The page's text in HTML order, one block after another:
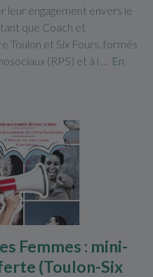
leur engagement envers le
que Coach et
et Six Fours, formés
(RPS) et à l ...
En
Femmes : mini-
(Toulon-Six